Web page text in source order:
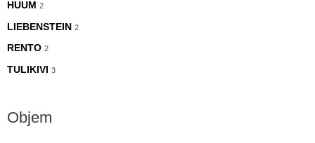
HUUM 2
LIEBENSTEIN 2
RENTO 2
TULIKIVI 3
Objem